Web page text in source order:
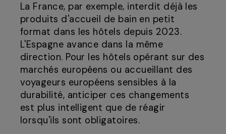
La France, par exemple, interdit déjà les
produits d'accueil de bain en petit
format dans les hôtels depuis 2023.
L'Espagne avance dans la même
direction. Pour les hôtels opérant sur des
marchés européens ou accueillant des
voyageurs européens sensibles à la
durabilité, anticiper ces changements
est plus intelligent que de réagir
lorsqu'ils sont obligatoires.